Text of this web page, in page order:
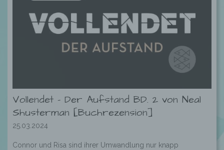
Vollendet – Der Aufstand BD. 2 von Neal
Shusterman [Buchrezension]
25.03.2024
Connor und Risa sind ihrer Umwandlung nur knapp